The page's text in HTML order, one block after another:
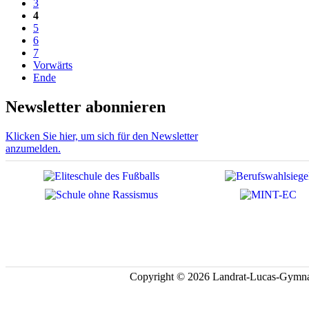
3
4
5
6
7
Vorwärts
Ende
Newsletter abonnieren
Klicken Sie hier, um sich für den Newsletter
anzumelden.
Copyright © 2026 Landrat-Lucas-